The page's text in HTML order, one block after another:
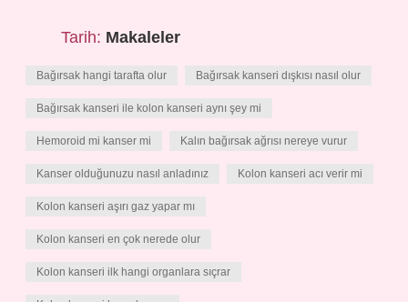
Tarih: Makaleler
Bağırsak hangi tarafta olur Bağırsak kanseri dışkısı nasıl olur
Bağırsak kanseri ile kolon kanseri aynı şey mi
Hemoroid mi kanser mi Kalın bağırsak ağrısı nereye vurur
Kanser olduğunuzu nasıl anladınız Kolon kanseri acı verir mi
Kolon kanseri aşırı gaz yapar mı
Kolon kanseri en çok nerede olur
Kolon kanseri ilk hangi organlara sıçrar